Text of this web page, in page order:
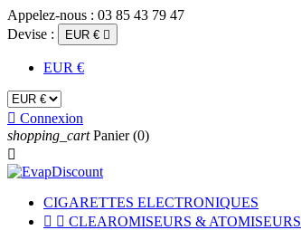
Appelez-nous : 03 85 43 79 47
Devise :
EUR € 
EUR €
 Connexion
shopping_cart Panier (0)

CIGARETTES ELECTRONIQUES
  CLEAROMISEURS & ATOMISEURS